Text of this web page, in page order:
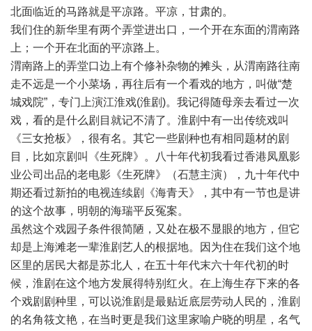
北面临近的马路就是平凉路。平凉，甘肃的。
我们住的新华里有两个弄堂进出口，一个开在东面的渭南路
上；一个开在北面的平凉路上。
渭南路上的弄堂口边上有个修补杂物的摊头，从渭南路往南
走不远是一个小菜场，再往后有一个看戏的地方，叫做“楚
城戏院”，专门上演江淮戏(淮剧)。我记得随母亲去看过一次
戏，看的是什么剧目就记不清了。淮剧中有一出传统戏叫
《三女抢板》，很有名。其它一些剧种也有相同题材的剧
目，比如京剧叫《生死牌》。八十年代初我看过香港凤凰影
业公司出品的老电影《生死牌》（石慧主演），九十年代中
期还看过新拍的电视连续剧《海青天》，其中有一节也是讲
的这个故事，明朝的海瑞平反冤案。
虽然这个戏园子条件很简陋，又处在极不显眼的地方，但它
却是上海滩老一辈淮剧艺人的根据地。因为住在我们这个地
区里的居民大都是苏北人，在五十年代末六十年代初的时
候，淮剧在这个地方发展得特别红火。在上海生存下来的各
个戏剧剧种里，可以说淮剧是最贴近底层劳动人民的，淮剧
的名角筱文艳，在当时更是我们这里家喻户晓的明星，名气